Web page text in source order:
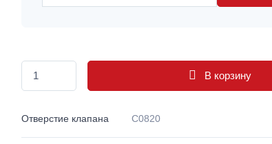
В корзину
Отверстие клапана C0820